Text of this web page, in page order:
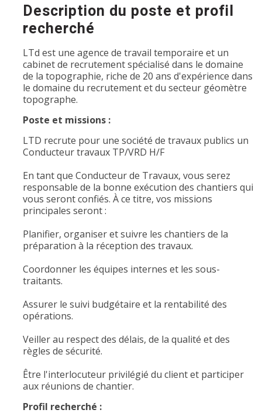
Description du poste et profil
recherché
LTd est une agence de travail temporaire et un
cabinet de recrutement spécialisé dans le domaine
de la topographie, riche de 20 ans d'expérience dans
le domaine du recrutement et du secteur géomètre
topographe.
Poste et missions :
LTD recrute pour une société de travaux publics un
Conducteur travaux TP/VRD H/F
En tant que Conducteur de Travaux, vous serez
responsable de la bonne exécution des chantiers qui
vous seront confiés. À ce titre, vos missions
principales seront :
Planifier, organiser et suivre les chantiers de la
préparation à la réception des travaux.
Coordonner les équipes internes et les sous-
traitants.
Assurer le suivi budgétaire et la rentabilité des
opérations.
Veiller au respect des délais, de la qualité et des
règles de sécurité.
Être l'interlocuteur privilégié du client et participer
aux réunions de chantier.
Profil recherché :